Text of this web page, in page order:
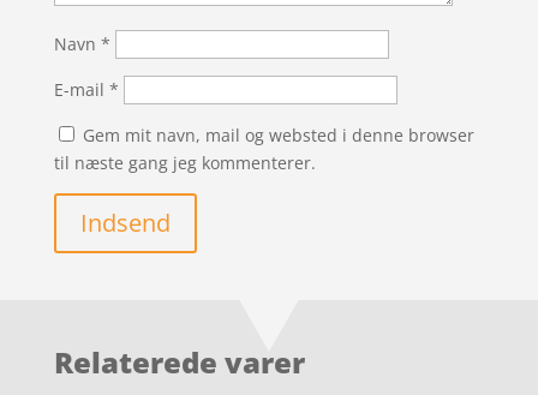
Navn *
E-mail *
Gem mit navn, mail og websted i denne browser
til næste gang jeg kommenterer.
Indsend
Relaterede varer